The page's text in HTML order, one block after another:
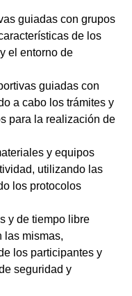
guiadas con grupos
de los
el entorno de
guiadas con
a cabo los trámites y
para la realización de
y equipos
utilizando las
los protocolos
y de tiempo libre
las mismas,
los participantes y
seguridad y